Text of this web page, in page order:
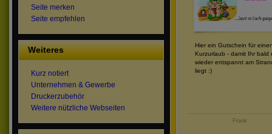
Hier ein Gutschein für
Kurzurlaub - damit Ihr bald
wieder entspannt am
liegt :)
Frank
Seite merken
Seite empfehlen
Weiteres
Kurz notiert
Unternehmen & Gewerbe
Druckerzubehör
Weitere nützliche Webseiten